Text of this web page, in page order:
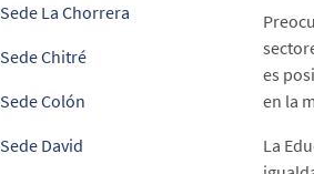
Emprendimiento e
Innovación
Foros Internacionales y
Sede La Chorrera
Sede Chitré
Sede Colón
Sede David
es
en la
La